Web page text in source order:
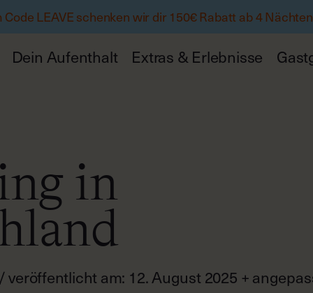
LEAVE schenken wir dir 150€ Rabatt ab 4
Dein Aufenthalt Extras & Erlebnisse
in
am: 12. August 2025 +